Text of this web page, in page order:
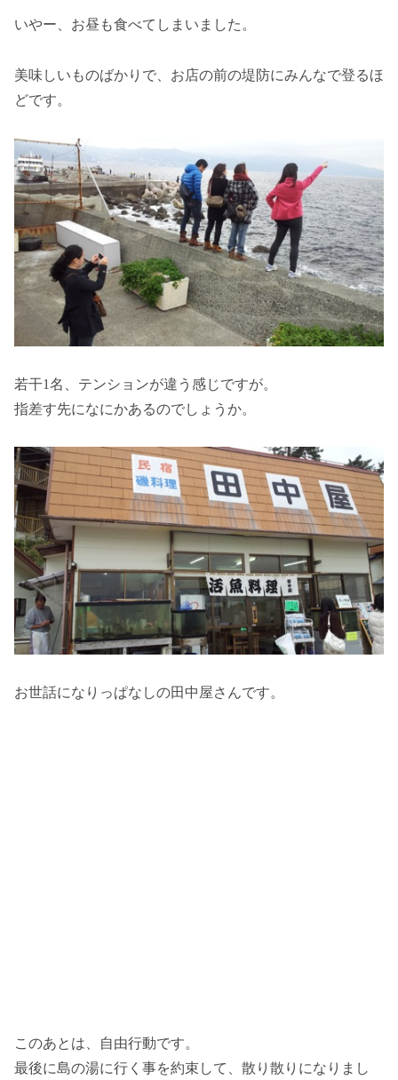
いやー、お昼も食べてしまいました。
美味しいものばかりで、お店の前の堤防にみんなで登るほ
どです。
若干1名、テンションが違う感じですが。
指差す先になにかあるのでしょうか。
お世話になりっぱなしの田中屋さんです。
このあとは、自由行動です。
最後に島の湯に行く事を約束して、散り散りになりまし